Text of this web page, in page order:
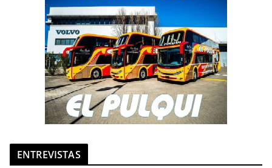
ENTREVISTAS